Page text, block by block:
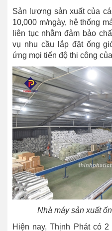
Sản lượng sản xuất của
10,000 m/ngày, hệ thống
liên tục nhằm đảm bảo
vụ nhu cầu lắp đặt ống
ứng mọi tiến độ thi công
Nhà máy sản xuất
Hiện nay, Thịnh Phát có